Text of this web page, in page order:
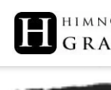
Saltar
contenido